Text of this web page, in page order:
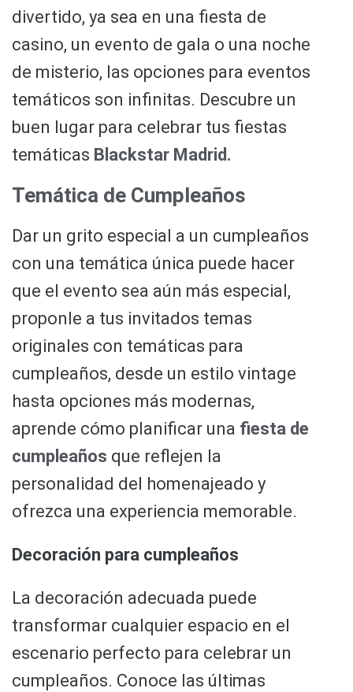
divertido, ya sea en una fiesta de
casino, un evento de gala o una noche
de misterio, las opciones para eventos
temáticos son infinitas. Descubre un
buen lugar para celebrar tus fiestas
temáticas Blackstar Madrid.
Temática de Cumpleaños
Dar un grito especial a un cumpleaños
con una temática única puede hacer
que el evento sea aún más especial,
proponle a tus invitados temas
originales con temáticas para
cumpleaños, desde un estilo vintage
hasta opciones más modernas,
aprende cómo planificar una fiesta de
cumpleaños que reflejen la
personalidad del homenajeado y
ofrezca una experiencia memorable.
Decoración para cumpleaños
La decoración adecuada puede
transformar cualquier espacio en el
escenario perfecto para celebrar un
cumpleaños. Conoce las últimas